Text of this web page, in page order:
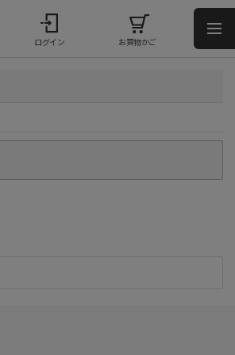
ログイン お買物かご